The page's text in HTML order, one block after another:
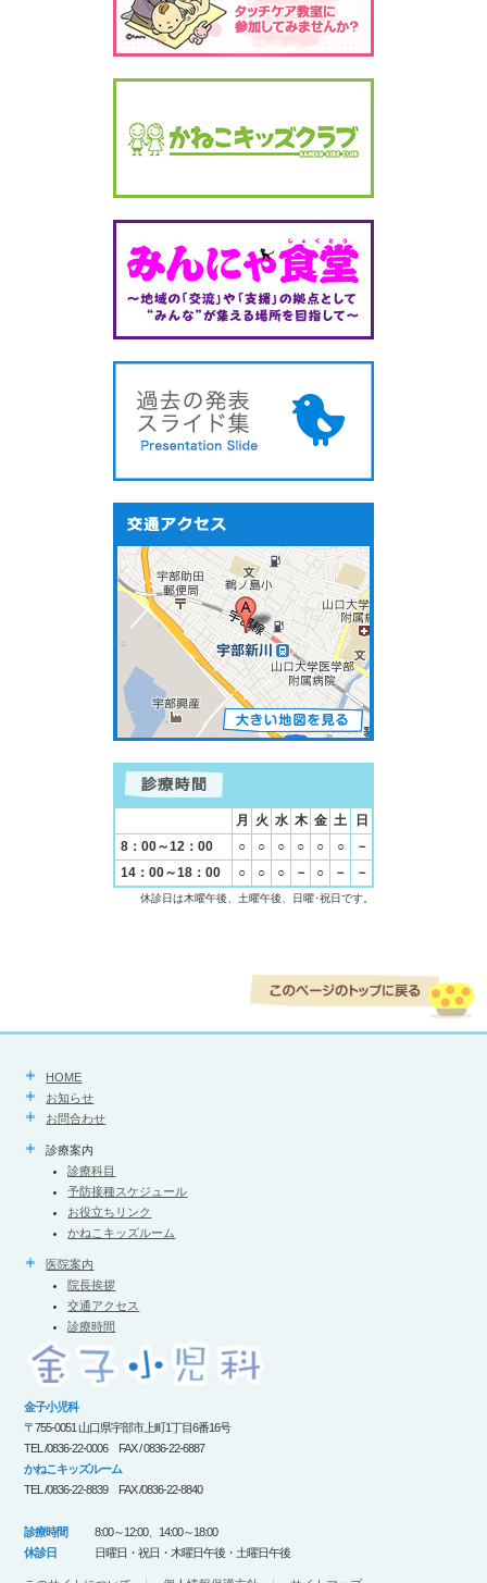
月 火 水 木 金 土
日
8：00～12：00
○ ○ ○ ○ ○ ○
－
14：00～18：00
○ ○ ○ － ○ － －
休診日は木曜午後、土曜午後、日曜･祝日です。
HOME
お知らせ
お問合わせ
診療案内
診療科目
予防接種スケジュール
お役立ちリンク
かねこキッズルーム
医院案内
院長挨拶
交通アクセス
診療時間
金子小児科
〒755-0051 山口県宇部市上町1丁目6番16号
TEL /0836-22-0006 FAX / 0836-22-6887
かねこキッズルーム
TEL /0836-22-8839 FAX /0836-22-8840
診療時間
8:00～12:00、14:00～18:00
休診日
日曜日・祝日・木曜日午後・土曜日午後